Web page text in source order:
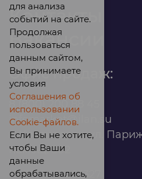
Контакты
Вакансии
Офис продаж:
infomarket@ilan.su
г. Красноярск, ул.
помещ. 302
ИНН: 2465263327
для анализа
событий на сайте.
Продолжая
пользоваться
данным сайтом,
Вы принимаете
условия
Соглашения об
использовании
Cookie-файлов.
Если Вы не хотите,
чтобы Ваши
данные
обрабатывались,